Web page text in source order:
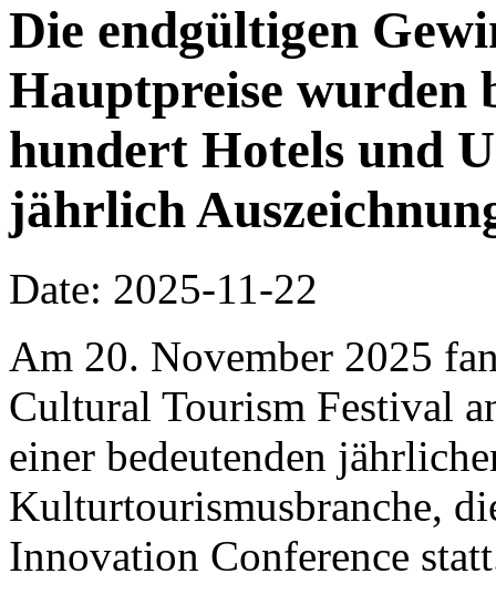
Die endgültigen
Hauptpreise wurden
hundert Hotels und
jährlich
Date: 2025-11-22
Am 20. November 2025
Cultural Tourism Festival
einer bedeutenden
Kulturtourismusbranche,
Innovation Conference